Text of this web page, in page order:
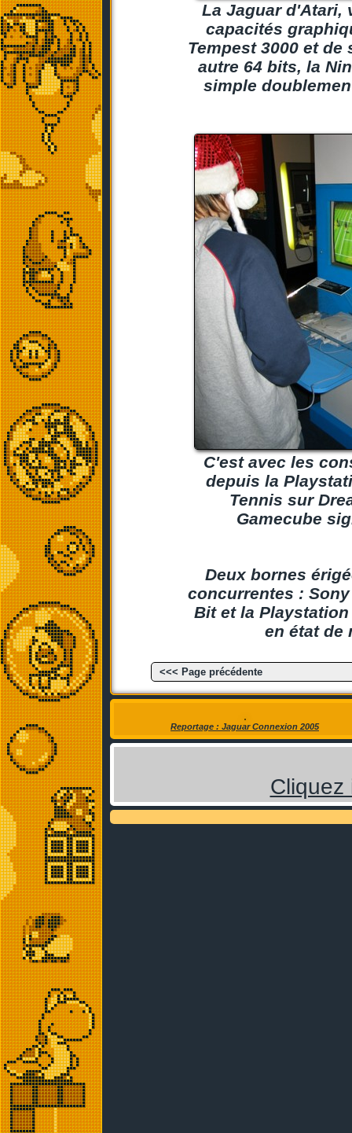
La Jaguar d'Atari,
capacités
Tempest 3000 et
autre 64 bits, la
simple
C'est avec les
depuis la
Tennis sur
Gamecube
Deux bornes
concurrentes :
Bit et la
en état de
<<< Page précédente
Reportage : Jaguar Connexion 2005
Cliquez